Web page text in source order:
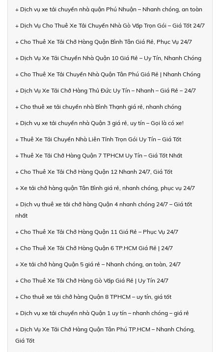
+ Dịch vụ xe tải chuyển nhà quận Phú Nhuận – Nhanh chóng, an toàn
+ Dịch Vụ Cho Thuê Xe Tải Chuyển Nhà Gò Vấp Trọn Gói – Giá Tốt 24/7
+ Cho Thuê Xe Tải Chở Hàng Quận Bình Tân Giá Rẻ, Phục Vụ 24/7
+ Dịch Vụ Xe Tải Chuyển Nhà Quận 10 Giá Rẻ – Uy Tín, Nhanh Chóng
+ Cho Thuê Xe Tải Chuyển Nhà Quận Tân Phú Giá Rẻ | Nhanh Chóng
+ Dịch Vụ Xe Tải Chở Hàng Thủ Đức Uy Tín – Nhanh – Giá Rẻ – 24/7
+ Cho thuê xe tải chuyển nhà Bình Thạnh giá rẻ, nhanh chóng
+ Dịch vụ xe tải chuyển nhà Quận 3 giá rẻ, uy tín – Gọi là có xe!
+ Thuê Xe Tải Chuyển Nhà Liên Tỉnh Trọn Gói Uy Tín – Giá Tốt
+ Thuê Xe Tải Chở Hàng Quận 7 TPHCM Uy Tín – Giá Tốt Nhất
+ Cho Thuê Xe Tải Chở Hàng Quận 12 Nhanh 24/7, Giá Tốt
+ Xe tải chở hàng quận Tân Bình giá rẻ, nhanh chóng, phục vụ 24/7
+ Dịch vụ thuê xe tải chở hàng Quận 4 nhanh chóng 24/7 – Giá tốt
nhất
+ Cho Thuê Xe Tải Chở Hàng Quận 11 Giá Rẻ – Phục Vụ 24/7
+ Cho Thuê Xe Tải Chở Hàng Quận 6 TP.HCM Giá Rẻ | 24/7
+ Xe tải chở hàng Quận 5 giá rẻ – Nhanh chóng, an toàn, 24/7
+ Cho Thuê Xe Tải Chở Hàng Gò Vấp Giá Rẻ | Uy Tín 24/7
+ Cho thuê xe tải chở hàng Quận 8 TPHCM – uy tín, giá tốt
+ Dịch vụ xe tải chuyển nhà Quận 1 uy tín – nhanh chóng – giá rẻ
+ Dịch Vụ Xe Tải Chở Hàng Quận Tân Phú TP.HCM – Nhanh Chóng,
Giá Tốt